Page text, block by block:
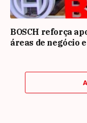
BOSCH reforça
áreas de negócio